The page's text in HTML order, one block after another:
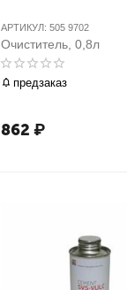
АРТИКУЛ: 505 9702
Очиститель, 0,8л
предзаказ
862 ₽